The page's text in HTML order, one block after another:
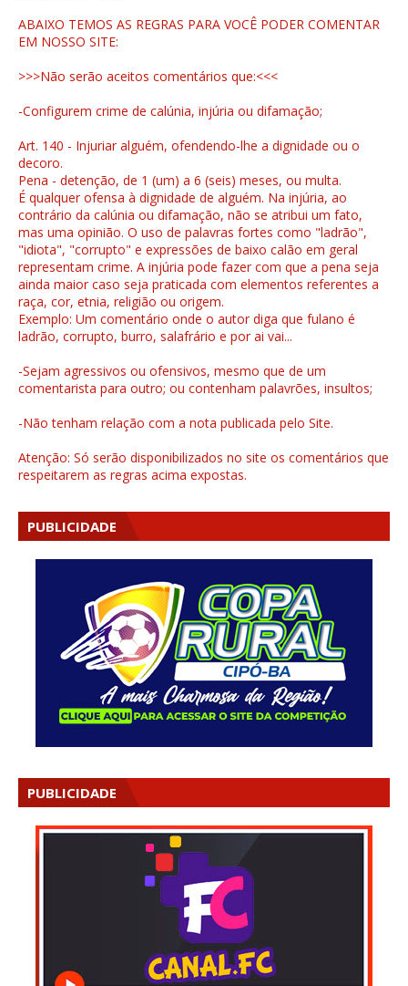
ABAIXO TEMOS AS REGRAS PARA VOCÊ PODER COMENTAR
EM NOSSO SITE:
>>>Não serão aceitos comentários que:<<<
-Configurem crime de calúnia, injúria ou difamação;
Art. 140 - Injuriar alguém, ofendendo-lhe a dignidade ou o
decoro.
Pena - detenção, de 1 (um) a 6 (seis) meses, ou multa.
É qualquer ofensa à dignidade de alguém. Na injúria, ao
contrário da calúnia ou difamação, não se atribui um fato,
mas uma opinião. O uso de palavras fortes como "ladrão",
"idiota", "corrupto" e expressões de baixo calão em geral
representam crime. A injúria pode fazer com que a pena seja
ainda maior caso seja praticada com elementos referentes a
raça, cor, etnia, religião ou origem.
Exemplo: Um comentário onde o autor diga que fulano é
ladrão, corrupto, burro, salafrário e por ai vai...
-Sejam agressivos ou ofensivos, mesmo que de um
comentarista para outro; ou contenham palavrões, insultos;
-Não tenham relação com a nota publicada pelo Site.
Atenção: Só serão disponibilizados no site os comentários que
respeitarem as regras acima expostas.
PUBLICIDADE
PUBLICIDADE